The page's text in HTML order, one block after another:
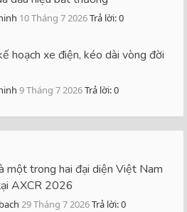
10 Tháng 7 2026Trả lời: 0
hoạch xe điện, kéo dài vòng đời
9 Tháng 7 2026Trả lời: 0
một trong hai đại diện Việt Nam
AXCR 2026
29 Tháng 7 2026Trả lời: 0